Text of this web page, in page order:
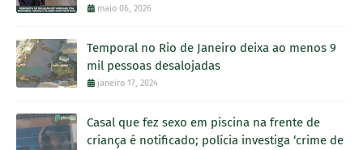
maio 06, 2026
Temporal no Rio de Janeiro deixa ao menos 9
mil pessoas desalojadas
janeiro 17, 2024
Casal que fez sexo em piscina na frente de
criança é notificado; polícia investiga ‘crime de